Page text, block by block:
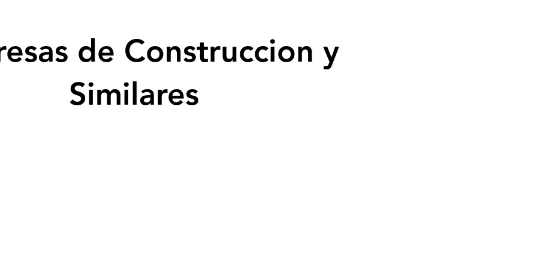
de Construccion y
Similares